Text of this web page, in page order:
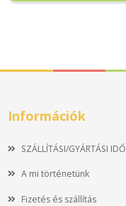
Információk
SZÁLLÍTÁSI/GYÁRTÁSI IDŐ
A mi történetünk
Fizetés és szállítás